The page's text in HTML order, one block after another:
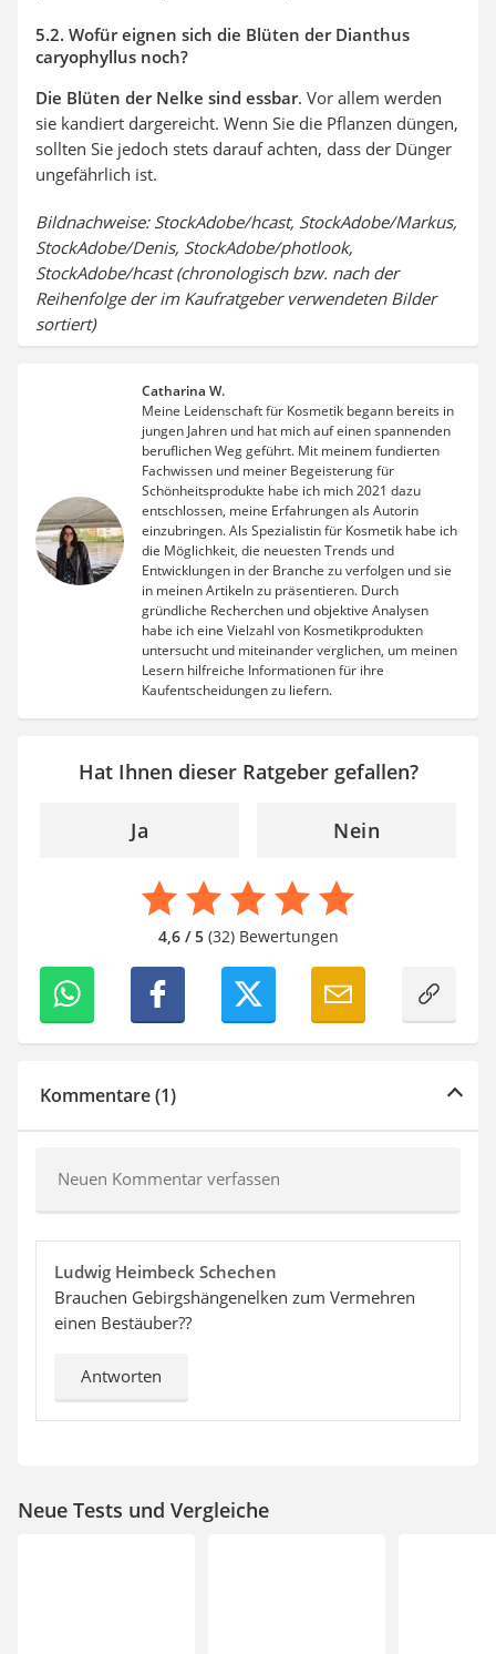
5.2. Wofür eignen sich die Blüten der Dianthus
caryophyllus noch?
Die Blüten der Nelke sind essbar. Vor allem werden
sie kandiert dargereicht. Wenn Sie die Pflanzen düngen,
sollten Sie jedoch stets darauf achten, dass der Dünger
ungefährlich ist.
Bildnachweise: StockAdobe/hcast, StockAdobe/Markus,
StockAdobe/Denis, StockAdobe/photlook,
StockAdobe/hcast (chronologisch bzw. nach der
Reihenfolge der im Kaufratgeber verwendeten Bilder
sortiert)
Catharina W.
Meine Leidenschaft für Kosmetik begann bereits in
jungen Jahren und hat mich auf einen spannenden
beruflichen Weg geführt. Mit meinem fundierten
Fachwissen und meiner Begeisterung für
Schönheitsprodukte habe ich mich 2021 dazu
entschlossen, meine Erfahrungen als Autorin
einzubringen. Als Spezialistin für Kosmetik habe ich
die Möglichkeit, die neuesten Trends und
Entwicklungen in der Branche zu verfolgen und sie
in meinen Artikeln zu präsentieren. Durch
gründliche Recherchen und objektive Analysen
habe ich eine Vielzahl von Kosmetikprodukten
untersucht und miteinander verglichen, um meinen
Lesern hilfreiche Informationen für ihre
Kaufentscheidungen zu liefern.
Hat Ihnen dieser Ratgeber gefallen?
Ja Nein
4,6 / 5(32) Bewertungen
Kommentare (1)
Neuen Kommentar verfassen
Ludwig Heimbeck Schechen
Brauchen Gebirgshängenelken zum Vermehren
einen Bestäuber??
Antworten
Neue Tests und Vergleiche